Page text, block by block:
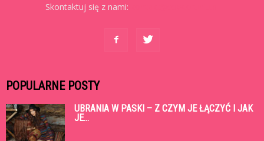
Skontaktuj się z nami:
POPULARNE POSTY
UBRANIA W PASKI – Z CZYM JE ŁĄCZYĆ I JAK
JE...